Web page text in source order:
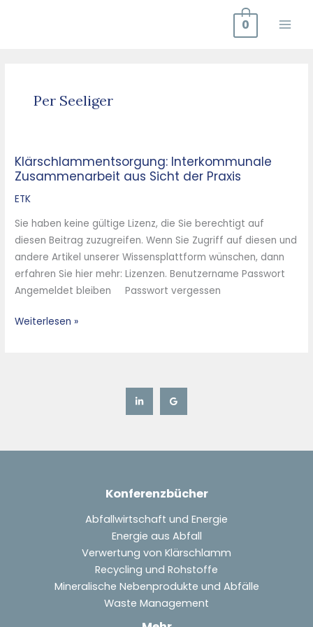
0
Per Seeliger
Klärschlammentsorgung: Interkommunale
Zusammenarbeit aus Sicht der Praxis
ETK
Sie haben keine gültige Lizenz, die Sie berechtigt auf
diesen Beitrag zuzugreifen. Wenn Sie Zugriff auf diesen und
andere Artikel unserer Wissensplattform wünschen, dann
erfahren Sie hier mehr: Lizenzen. Benutzername Passwort
Angemeldet bleiben Passwort vergessen
Klärschlammentsorgung:
Interkommunale
Zusammenarbeit
Sicht
der
Praxis
Weiterlesen »
Konferenzbücher
Abfallwirtschaft und Energie
Energie aus Abfall
Verwertung von Klärschlamm
Recycling und Rohstoffe
Mineralische Nebenprodukte und Abfälle
Waste Management